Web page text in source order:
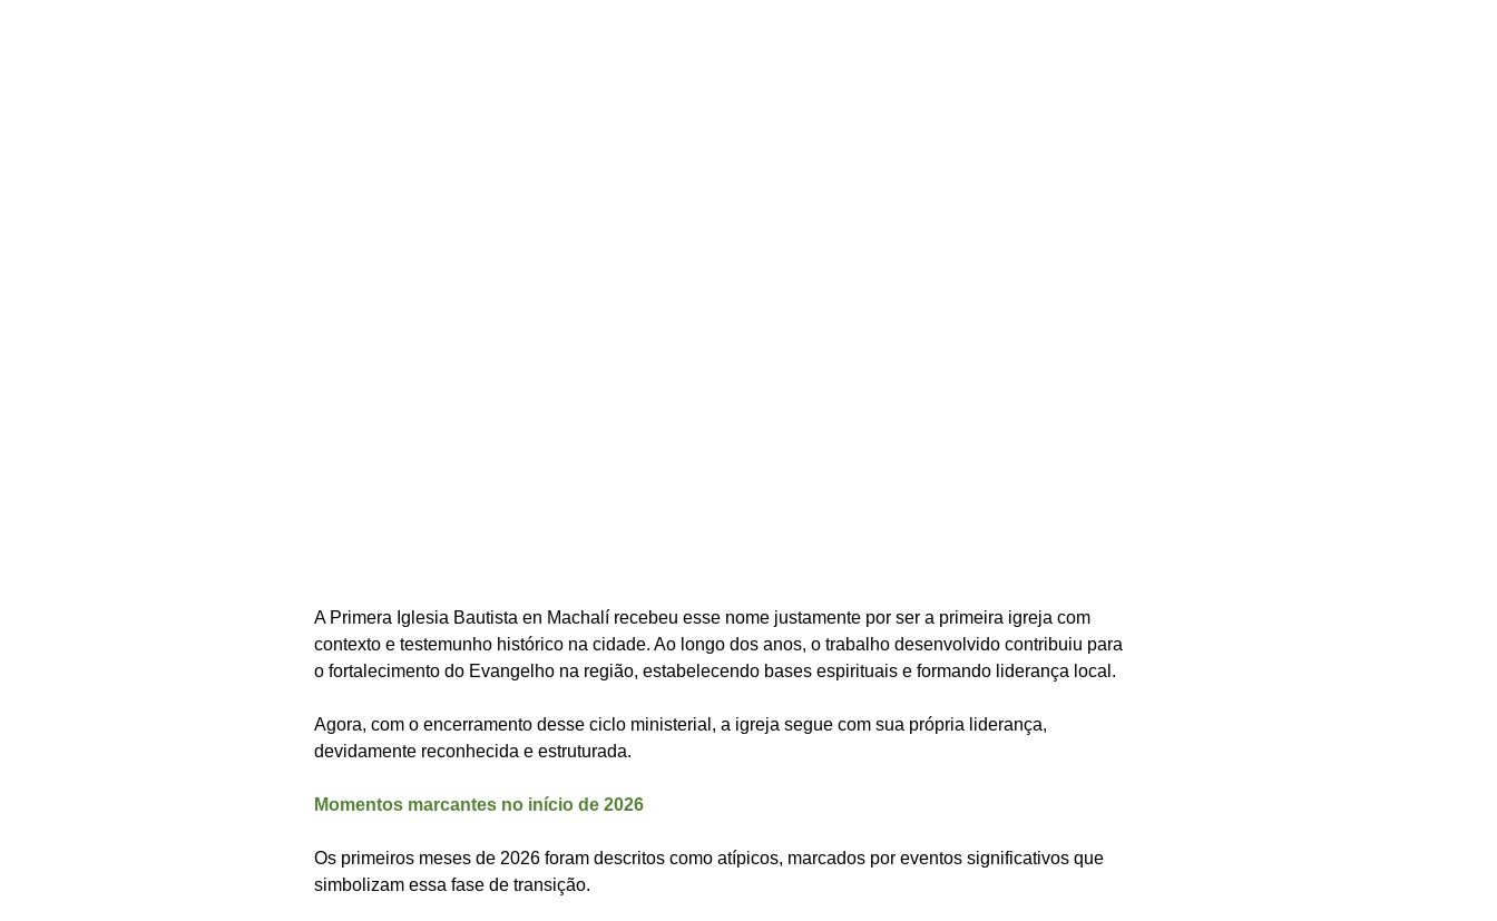
A Primera Iglesia Bautista en Machalí recebeu esse nome justamente por ser a primeira igreja com
contexto e testemunho histórico na cidade. Ao longo dos anos, o trabalho desenvolvido contribuiu para
o fortalecimento do Evangelho na região, estabelecendo bases espirituais e formando liderança local.
Agora, com o encerramento desse ciclo ministerial, a igreja segue com sua própria liderança,
devidamente reconhecida e estruturada.
Momentos marcantes no início de 2026
Os primeiros meses de 2026 foram descritos como atípicos, marcados por eventos significativos que
simbolizam essa fase de transição.